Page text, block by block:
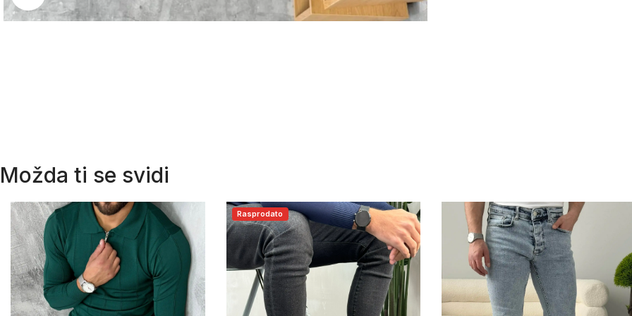
Možda ti se svidi
Rasprodato